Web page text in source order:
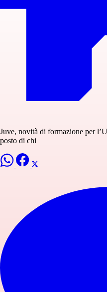
Juve, novità di formazione per
posto di chi